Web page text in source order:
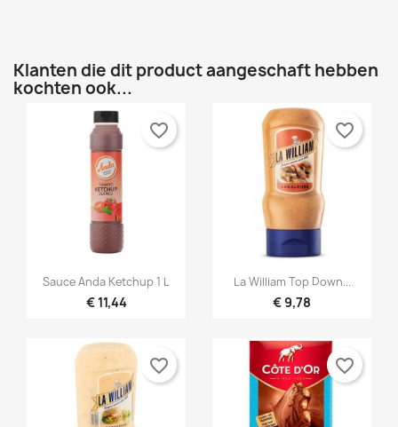
Klanten die dit product aangeschaft hebben
kochten ook...
 Snel bekijken
Sauce Anda Ketchup 1 L
€ 11,44
favorite_border
Snel bekijken
La William Top Down...
€ 9,78
favorite_border
favorite_border favorite_border